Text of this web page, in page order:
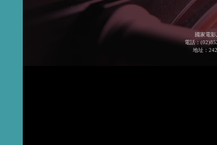
國家電
電話：
地址：